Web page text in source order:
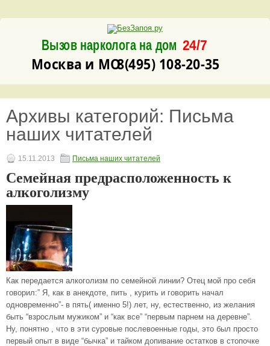
Вызов нарколога на дом
8(495) 108-20-35
Москва и МО
24/7
Архивы категорий: Письма
наших читателей
15.11.2013 Письма наших читателей
Семейная предрасположенность к
алкоголизму
Как передается алкоголизм по семейной линии? Отец мой про себя
говорил:” Я, как в анекдоте, пить , курить и говорить начал
одновременно”- в пять( именно 5!) лет, ну, естественно, из желания
быть “взрослым мужиком” и “как все” “первым парнем на деревне”.
Ну, понятно , что в эти суровые послевоенные годы, это был просто
первый опыт в виде “бычка” и тайком допивание остатков в стопочке